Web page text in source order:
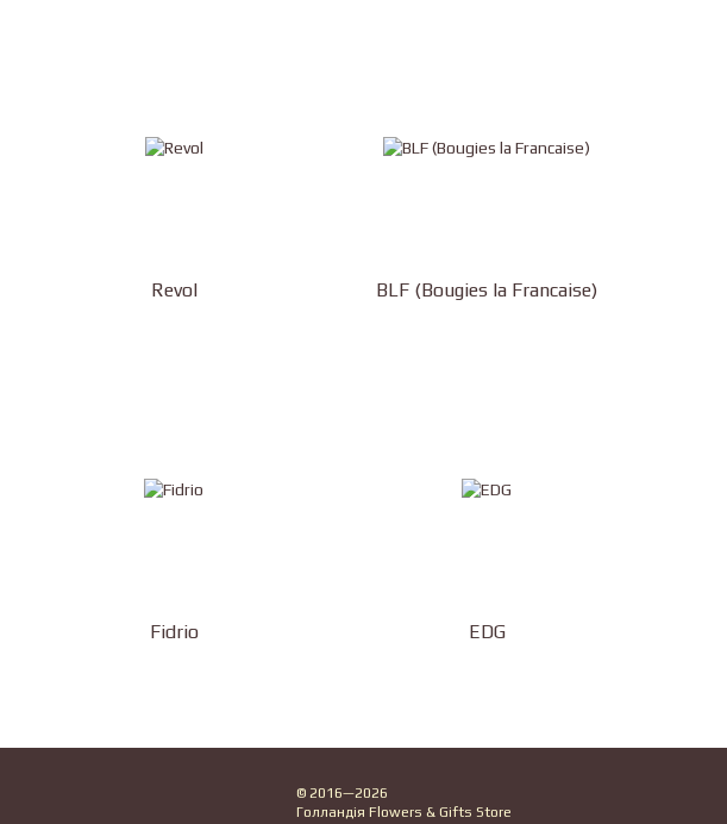
Revol BLF (Bougies la Francaise)
Fidrio EDG
© 2016—2026
Голландія Flowers & Gifts Store